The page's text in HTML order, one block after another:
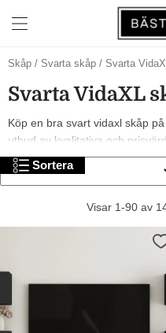
Skåp / Svarta skåp / Svarta
Svarta VidaXL
Köp en bra svart vidaxl skåp
utbud av kvalitativa och
modeller, från märken som
och svarta svarta vidaxl skåp. I
Sortera
Visar 1-90 av